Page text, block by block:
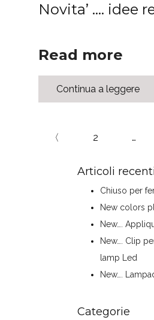
Novita’ …. idee
Read more
Continua a leggere
〈 2 …
Articoli recenti
Chiuso per
New colors
New….
New…. Clip
lamp Led
New….
Categorie